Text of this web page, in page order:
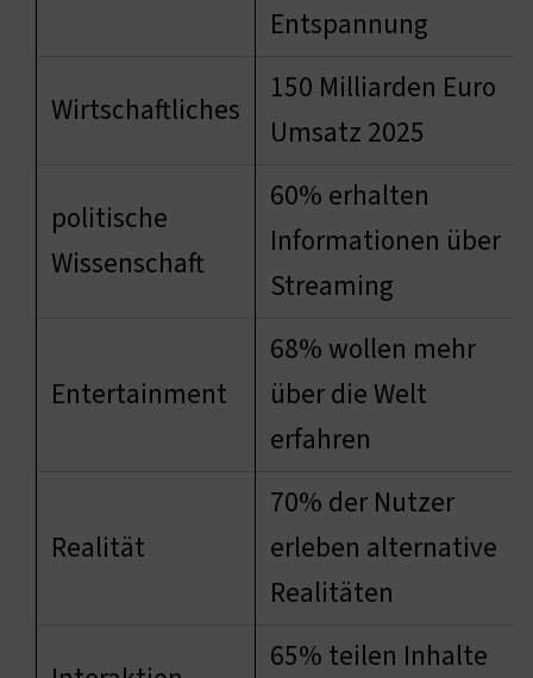
Entspannung
Wirtschaftliches
150 Milliarden Euro
Umsatz 2025
politische
Wissenschaft
60% erhalten
Informationen über
Streaming
Entertainment
68% wollen mehr
über die Welt
erfahren
Realität
70% der Nutzer
erleben alternative
Realitäten
65% teilen Inhalte